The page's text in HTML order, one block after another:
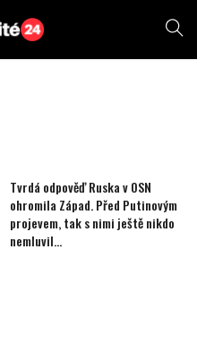
Tvrdá odpověď Ruska v OSN
ohromila Západ. Před Putinovým
projevem, tak s nimi ještě nikdo
nemluvil…